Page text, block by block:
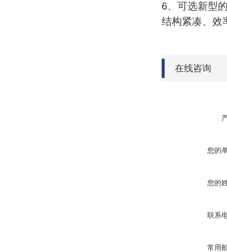
6、可选新型
结构紧凑、效
在线咨询
您的
您的
联系
常用